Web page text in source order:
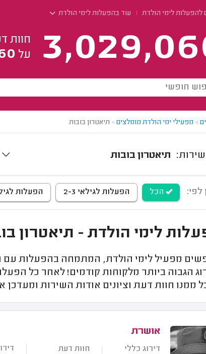
להפעלות לימי הולדת עוד בהפעלות לימי הולדת
חוות
על
> מפעילי ימי הולדת מומלצים> תיאטרון בובות
תיאטרון בובות
לפי: הכל הפעלות לגילאי 2-3 הפעלות לגילאי
לימי הולדת - תיאטרון
מפעיל לימי הולדת, המתמחה בהפעלות עם
הגבוה ביותר מלקוחות קודמים! לאחר כל
ממנו חוות דעת וציונים אודות השירות ומעדכן
אושרת
דירוג כללי חוות דעת